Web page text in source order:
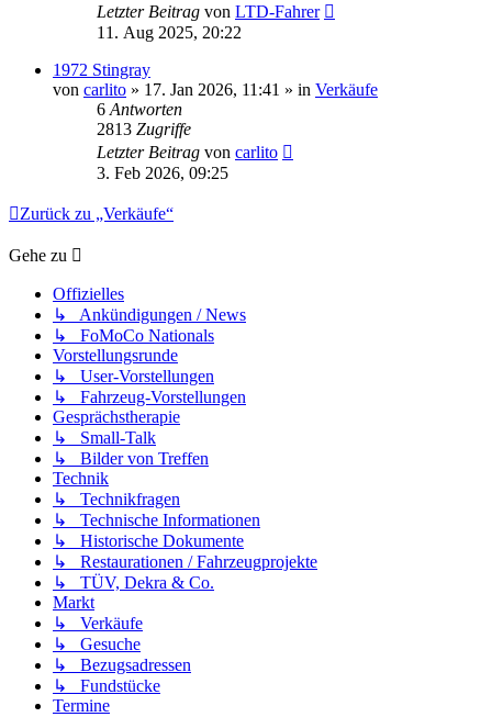
Letzter Beitrag von LTD-Fahrer
11. Aug 2025, 20:22
1972 Stingray
von carlito » 17. Jan 2026, 11:41 » in Verkäufe
6 Antworten
2813 Zugriffe
Letzter Beitrag von carlito
3. Feb 2026, 09:25
Zurück zu „Verkäufe“
Gehe zu
Offizielles
↳ Ankündigungen / News
↳ FoMoCo Nationals
Vorstellungsrunde
↳ User-Vorstellungen
↳ Fahrzeug-Vorstellungen
Gesprächstherapie
↳ Small-Talk
↳ Bilder von Treffen
Technik
↳ Technikfragen
↳ Technische Informationen
↳ Historische Dokumente
↳ Restaurationen / Fahrzeugprojekte
↳ TÜV, Dekra & Co.
Markt
↳ Verkäufe
↳ Gesuche
↳ Bezugsadressen
↳ Fundstücke
Termine